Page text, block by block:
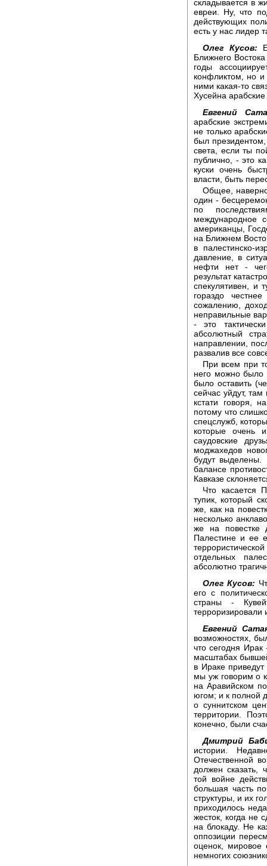
складывается в
евреи. Ну, что
действующих
есть у нас лидер
Олег Кусов:
Ближнего
годы
конфликтом, но
ними какая-то
Хусейна
Евгений
арабские
не только
был президентом,
света, если ты
публично, - это
куски очень
власти, быть
Общее,
один -
по
международное
американцы,
на Ближнем
в палестинско-
давление, в
нефти нет -
результат
спекулятивен, и
гораздо
сожалению,
неправильные
- это
абсолютный
направлении,
развалив все
При всем при
него можно было
было оставить
сейчас уйдут,
кстати говоря,
потому что
спецслужб,
которые очень
саудовские
моджахедов
будут выделены.
балансе
Кавказе
Что касается
тупик, который
же, как на
несколько
же на повестке
Палестине и ее
отдельных
абсолютно
Олег Кусов:
его с
страны -
терроризировали
Евгений
возможностях,
что сегодня
масштабах
в Ираке
мы уж говорим о
на Аравийском
югом; и к полной
о суннитском
территории.
конечно, были
Дмитрий
истории.
Отечественной
должен сказать,
той войне
большая часть
структуры, и их
приходилось
жесток, когда не
на блокаду. Не
оппозиции
оценок, мировое
немногих